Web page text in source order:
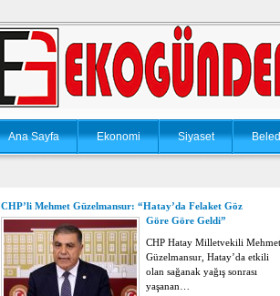
Ana Sayfa Ekonomi Siyaset
CHP’li Mehmet Güzelmansur: “Hatay’da Felaket Göz
Göre Göre Geldi”
CHP Hatay Milletvekili Mehmet
Güzelmansur, Hatay’da etkili
olan sağanak yağış sonrası
yaşanan…